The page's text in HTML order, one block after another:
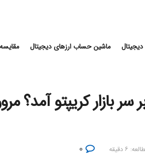
ماشین حساب ارزهای دیجیتال
سر بازار کریپتو آمد؟
۶ دقیقه